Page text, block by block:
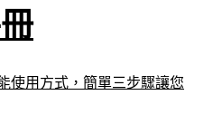
使用方式，簡單三步驟讓您